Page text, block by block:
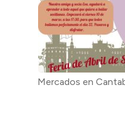
Mercados en